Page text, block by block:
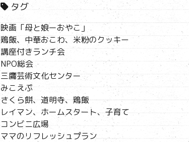
タグ
映画「母と娘ーおやこ」
鶏飯、中華おこわ、米粉のクッキー
講座付きランチ会
NPO総会
三鷹芸術文化センター
みこえぷ
さくら餅、道明寺、鶏飯
レイマン、ホームスタート、子育て
コンビニ広場
ママのリフレッシュプラン